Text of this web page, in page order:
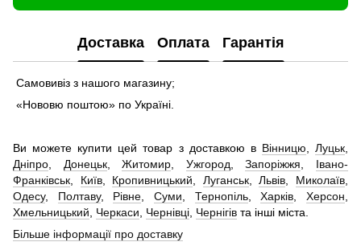
Доставка Оплата Гарантія
Самовивіз з нашого магазину;
«Нововю поштою» по Україні.
Ви можете купити цей товар з доставкою в Вінницю ,Луцьк
Дніпро
Донецьк,Житомир Ужгород ,Запоріжжя
Івано-
Франківськ
Київ, Кропивницький Луганськ,Львів Миколаїв
Одесу, Полтаву, Рівне ,Суми Тернопіль,Харків ,Херсон
Хмельницький
Черкаси Чернівці Чернігів та інші міста.
Більше інформації про доставку